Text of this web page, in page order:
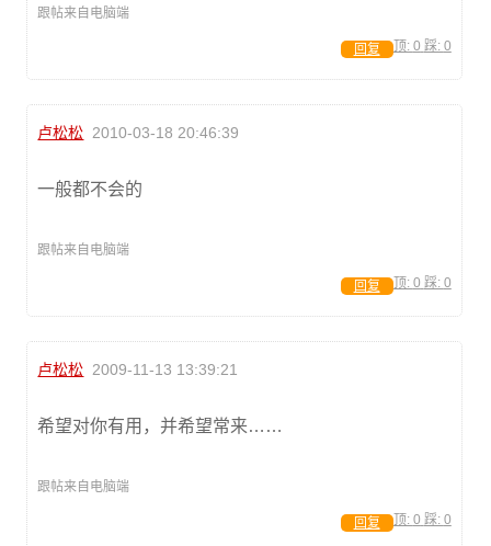
跟帖来自电脑端
顶: 0 踩: 0
回复
卢松松 2010-03-18 20:46:39
一般都不会的
跟帖来自电脑端
顶: 0 踩: 0
回复
卢松松 2009-11-13 13:39:21
希望对你有用，并希望常来……
跟帖来自电脑端
顶: 0 踩: 0
回复